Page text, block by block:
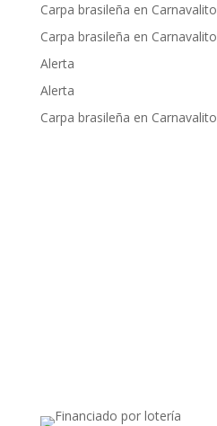
Carpa brasileña en Carnavalito
Carpa brasileña en Carnavalito
Alerta
Alerta
Carpa brasileña en Carnavalito